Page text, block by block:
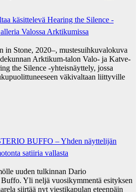
käsittelevä Hearing the Silence -
Valossa Arktikumissa
in Stone, 2020–, mustesuihkuvalokuva
Arktikum-talon Valo- ja Katve-
the Silence -yhteisnäyttely, jossa
väkivaltaan liittyville
BUFFO – Yhden näyttelijän
satiiria vallasta
uuden tulkinnan Dario
Yli neljä vuosikymmentä esityksen
siirtää nyt viestikapulan eteenpäin